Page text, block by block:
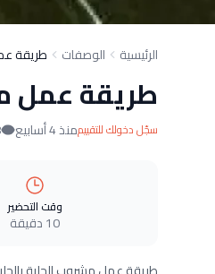
الرئيسية الوصفات طريقة
طريقة عمل
سجّل دخولك للتقييممنذ 4 أسابيع
وقت التحضير
10 دقيقة